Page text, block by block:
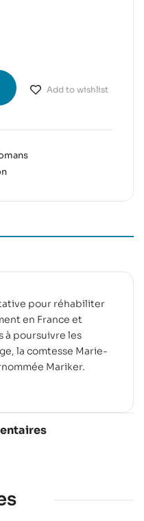
Add to wishlist
pour réhabiliter
en France et
à poursuivre les
la comtesse Marie-
Mariker.